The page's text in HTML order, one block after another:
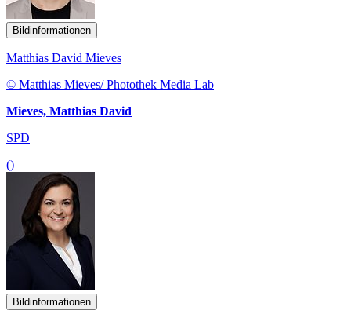
Bildinformationen
Matthias David Mieves
© Matthias Mieves/ Photothek Media Lab
Mieves, Matthias David
SPD
()
Bildinformationen